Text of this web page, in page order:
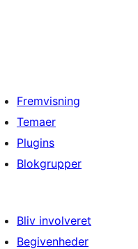
Fremvisning
Temaer
Plugins
Blokgrupper
Bliv involveret
Begivenheder